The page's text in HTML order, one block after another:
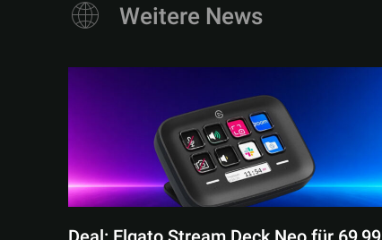
Weitere News